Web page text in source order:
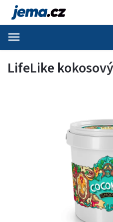
LifeLike